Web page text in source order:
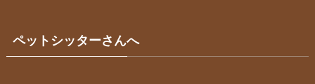
ペットシッターさんへ